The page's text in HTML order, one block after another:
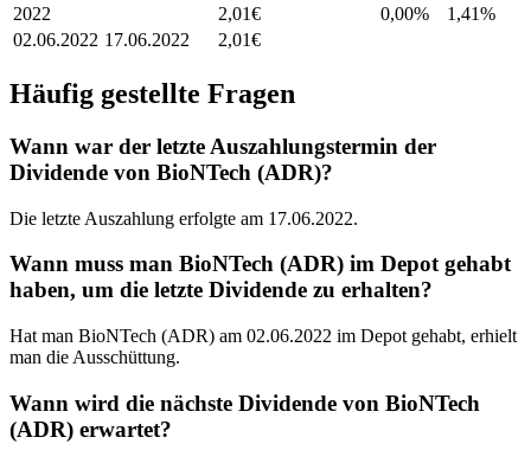
2022 2,01€ 0,00% 1,41%
02.06.2022 17.06.2022 2,01€
Häufig gestellte Fragen
Wann war der letzte Auszahlungstermin der
Dividende von BioNTech (ADR)?
Die letzte Auszahlung erfolgte am 17.06.2022.
Wann muss man BioNTech (ADR) im Depot gehabt
haben, um die letzte Dividende zu erhalten?
Hat man BioNTech (ADR) am 02.06.2022 im Depot gehabt, erhielt
man die Ausschüttung.
Wann wird die nächste Dividende von BioNTech
(ADR) erwartet?